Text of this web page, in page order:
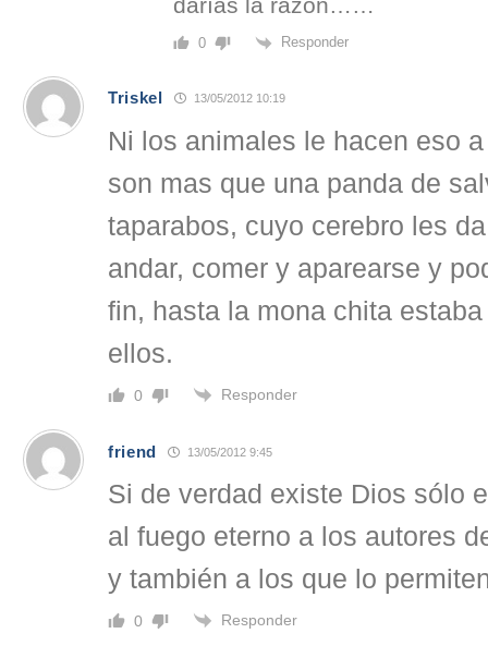
darías la razón……
0 Responder
Triskel 13/05/2012 10:19
Ni los animales le hacen eso
son mas que una panda de
taparabos, cuyo cerebro les
andar, comer y aparearse y
fin, hasta la mona chita
ellos.
0 Responder
friend 13/05/2012 9:45
Si de verdad existe Dios sólo
al fuego eterno a los autores
y también a los que lo
0 Responder